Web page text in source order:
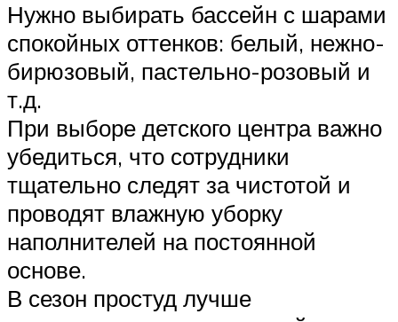
Нужно выбирать бассейн с шарами
спокойных оттенков: белый, нежно-
бирюзовый, пастельно-розовый и
т.д.
При выборе детского центра важно
убедиться, что сотрудники
тщательно следят за чистотой и
проводят влажную уборку
наполнителей на постоянной
основе.
В сезон простуд лучше